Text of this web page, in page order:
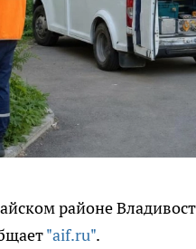
районе
"aif.ru".